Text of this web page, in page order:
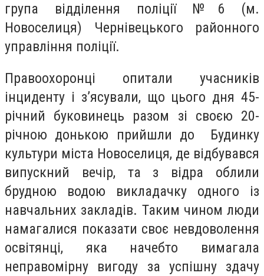
група відділення поліції №6 (м.
Новоселиця) Чернівецького районного
управління поліції.
Правоохоронці опитали учасників
інциденту і з’ясували, що цього дня 45-
річний буковинець разом зі своєю 20-
річною донькою прийшли до Будинку
культури міста Новоселиця, де відбувався
випускний вечір, та з відра облили
брудною водою викладачку одного із
навчальних закладів. Таким чином люди
намагалися показати своє невдоволення
освітянці, яка начебто вимагала
неправомірну вигоду за успішну здачу